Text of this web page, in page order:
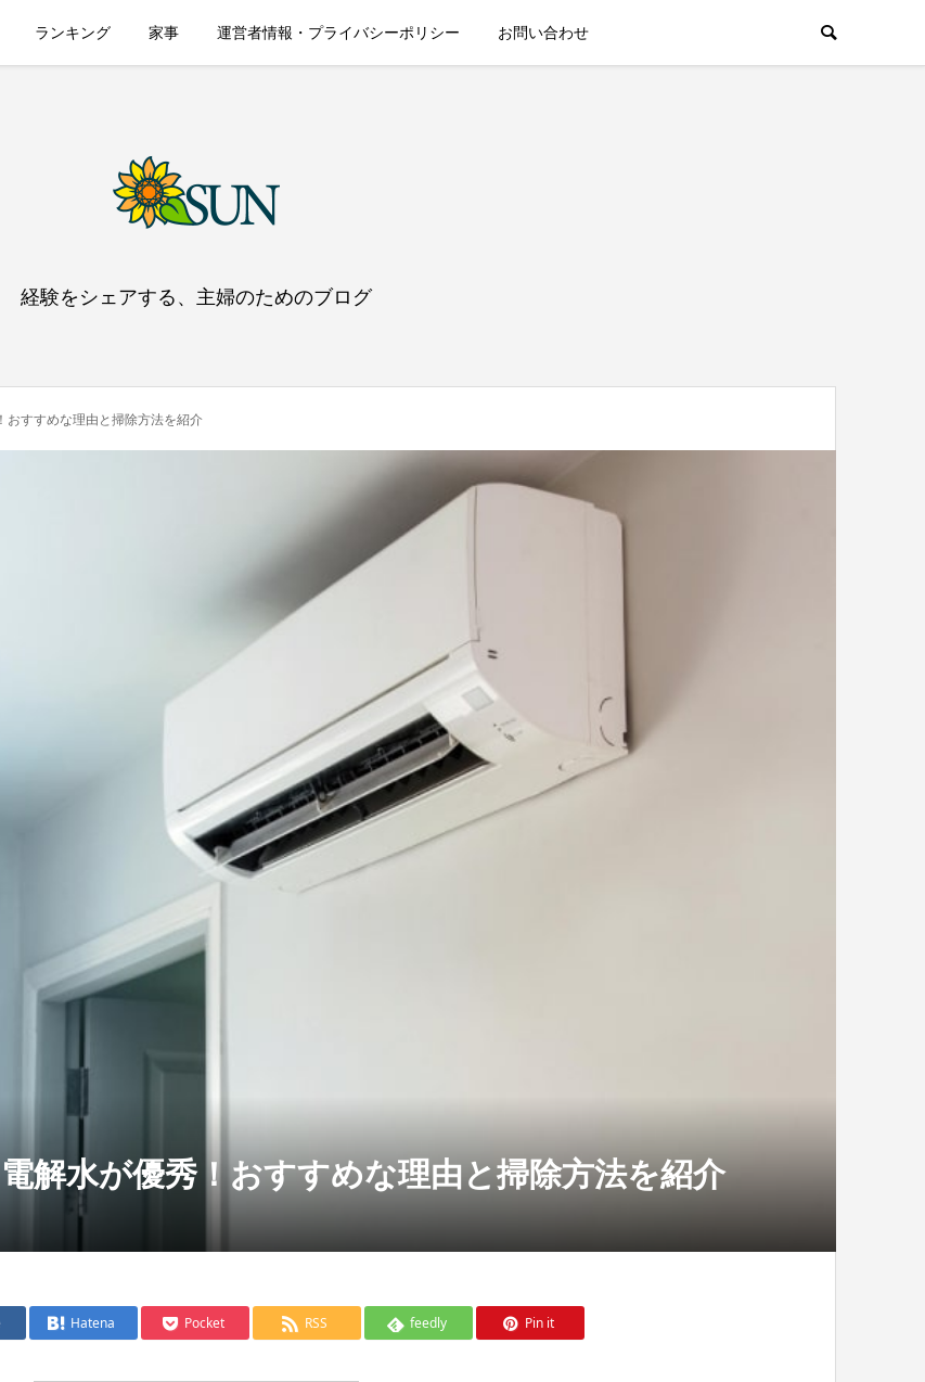
ランキング 家事 運営者情報・プライバシーポリシー お問い合わせ
経験をシェアする、主婦のためのブログ
おすすめな理由と掃除方法を紹介
解水が優秀！おすすめな理由と掃除方法を紹介
Hatena Pocket RSS feedly Pin it